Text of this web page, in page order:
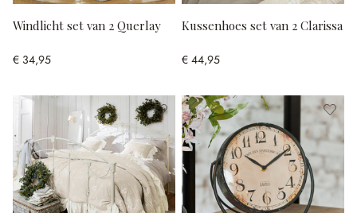
Windlicht set van 2 Querlay
€ 34,95
Kussenhoes set van 2 Clarissa
€ 44,95